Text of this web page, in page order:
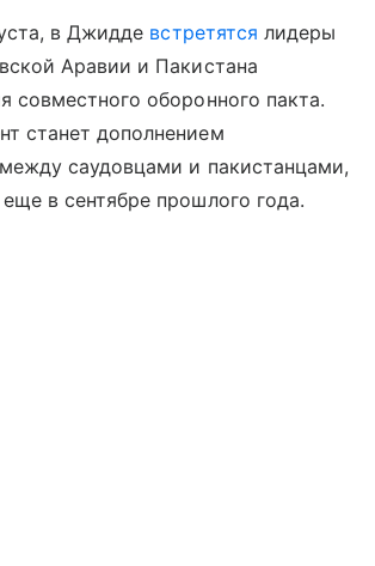
в Джидде встретятся лидеры
Аравии и Пакистана
совместного оборонного пакта.
станет дополнением
саудовцами и пакистанцами,
в сентябре прошлого года.